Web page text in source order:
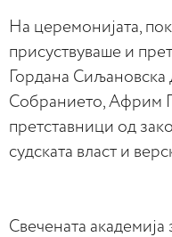
На церемонијата,
присуствуваше и
Гордана Сиљановска
Собранието, Африм
претставници од
судската власт и
Свечената